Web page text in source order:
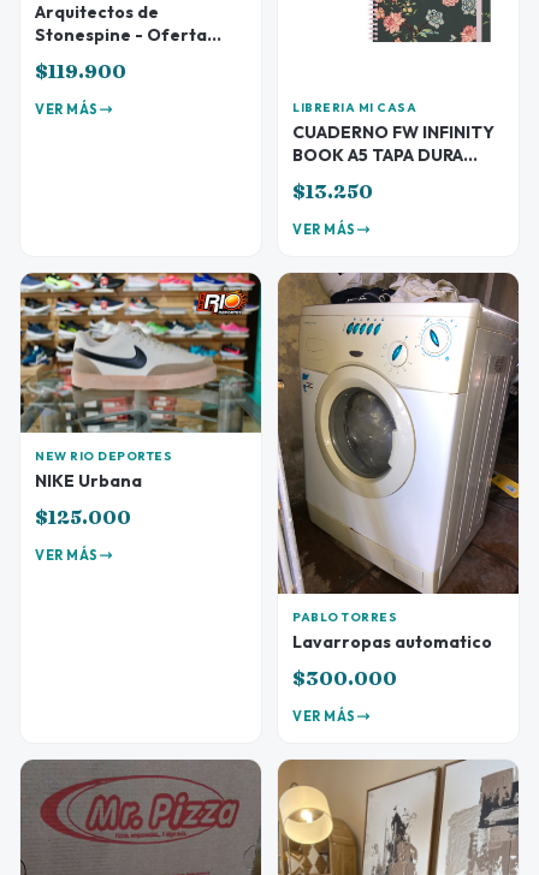
Arquitectos de
Stonespine - Oferta
Preventa
$119.900
VER MÁS LIBRERIA MI CASA
CUADERNO FW INFINITY
BOOK A5 TAPA DURA
BELLE
$13.250
VER MÁS
NEW RIO DEPORTES
NIKE Urbana
$125.000
VER MÁS
PABLO TORRES
Lavarropas automatico
$300.000
VER MÁS